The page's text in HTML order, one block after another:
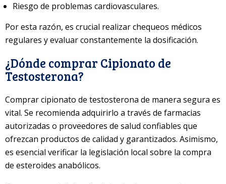
Riesgo de problemas cardiovasculares.
Por esta razón, es crucial realizar chequeos médicos
regulares y evaluar constantemente la dosificación.
¿Dónde comprar Cipionato de
Testosterona?
Comprar cipionato de testosterona de manera segura es
vital. Se recomienda adquirirlo a través de farmacias
autorizadas o proveedores de salud confiables que
ofrezcan productos de calidad y garantizados. Asimismo,
es esencial verificar la legislación local sobre la compra
de esteroides anabólicos.